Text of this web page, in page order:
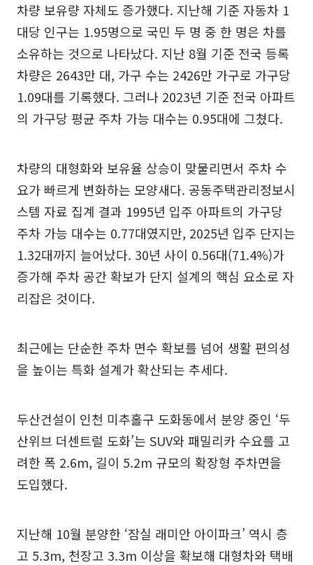
차량 보유량 자체도 증가했다. 지난해 기준 자동차 1
대당 인구는 1.95명으로 국민 두 명 중 한 명은 차를
소유하는 것으로 나타났다. 지난 8월 기준 전국 등록
차량은 2643만 대, 가구 수는 2426만 가구로 가구당
1.09대를 기록했다. 그러나 2023년 기준 전국 아파트
의 가구당 평균 주차 가능 대수는 0.95대에 그쳤다.
차량의 대형화와 보유율 상승이 맞물리면서 주차 수
요가 빠르게 변화하는 모양새다. 공동주택관리정보시
스템 자료 집계 결과 1995년 입주 아파트의 가구당
주차 가능 대수는 0.77대였지만, 2025년 입주 단지는
1.32대까지 늘어났다. 30년 사이 0.56대(71.4%)가
증가해 주차 공간 확보가 단지 설계의 핵심 요소로 자
리잡은 것이다.
최근에는 단순한 주차 면수 확보를 넘어 생활 편의성
을 높이는 특화 설계가 확산되는 추세다.
두산건설이 인천 미추홀구 도화동에서 분양 중인 ‘두
산위브 더센트럴 도화’는 SUV와 패밀리카 수요를 고
려한 폭 2.6m, 길이 5.2m 규모의 확장형 주차면을
도입했다.
지난해 10월 분양한 ‘잠실 래미안 아이파크’ 역시 층
고 5.3m, 천장고 3.3m 이상을 확보해 대형차와 택배